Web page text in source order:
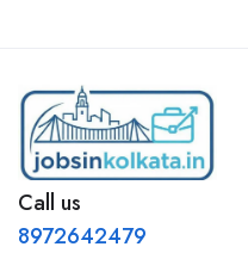
Call us
8972642479